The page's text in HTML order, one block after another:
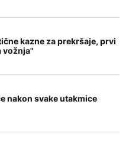
kazne za prekršaje, prvi
vožnja"
nakon svake utakmice